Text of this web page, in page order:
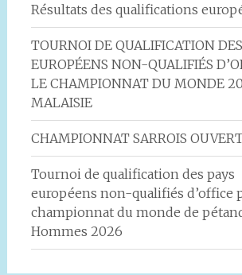
Résultats des qualifications
TOURNOI DE QUALIFICATION
EUROPÉENS NON-QUALIFIÉS
LE CHAMPIONNAT DU MONDE
MALAISIE
CHAMPIONNAT SARROIS
Tournoi de qualification des pays
européens non-qualifiés d’office
championnat du monde de
Hommes 2026